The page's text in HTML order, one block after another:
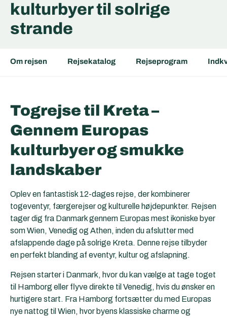
kulturbyer til solrige
strande
Om rejsen Rejsekatalog Rejseprogram
Togrejse til Kreta –
Gennem Europas
kulturbyer og smukke
landskaber
Oplev en fantastisk 12-dages rejse, der kombinerer
togeventyr, færgerejser og kulturelle højdepunkter. Rejsen
tager dig fra Danmark gennem Europas mest ikoniske byer
som Wien, Venedig og Athen, inden du afslutter med
afslappende dage på solrige Kreta. Denne rejse tilbyder
en perfekt blanding af eventyr, kultur og afslapning.
Rejsen starter i Danmark, hvor du kan vælge at tage toget
til Hamborg eller flyve direkte til Venedig, hvis du ønsker en
hurtigere start. Fra Hamborg fortsætter du med Europas
nye nattog til Wien, hvor byens klassiske charme og